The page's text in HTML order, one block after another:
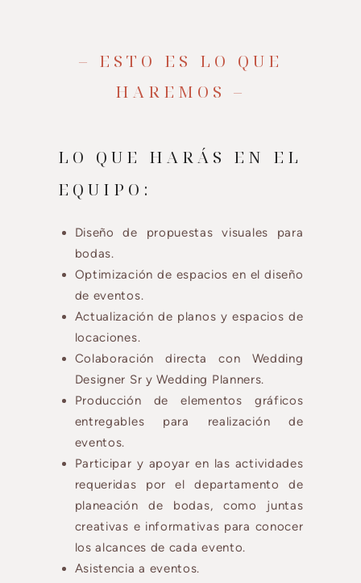
– ESTO ES LO QUE
HAREMOS –
LO QUE HARÁS EN EL
EQUIPO:
Diseño de propuestas visuales para
bodas.
Optimización de espacios en el diseño
de eventos.
Actualización de planos y espacios de
locaciones.
Colaboración directa con Wedding
Designer Sr y Wedding Planners.
Producción de elementos gráficos
entregables para realización de
eventos.
Participar y apoyar en las actividades
requeridas por el departamento de
planeación de bodas, como juntas
creativas e informativas para conocer
los alcances de cada evento.
Asistencia a eventos.